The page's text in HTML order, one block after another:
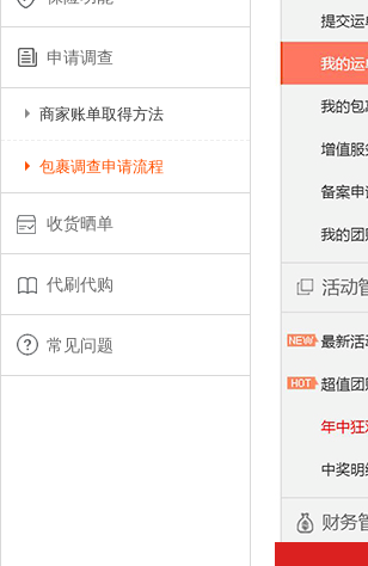
申请调查
商家账单取得方法
包裹调查申请流程
收货晒单
代刷代购
常见问题